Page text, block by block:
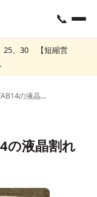
📞
25、30 【短縮営
富士通 WAB/F FMVWFAB14の液晶割れ パソコン修理
の液晶割れ